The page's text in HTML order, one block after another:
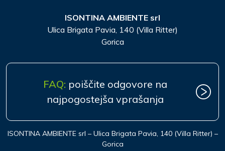
ISONTINA AMBIENTE srl
Ulica Brigata Pavia, 140 (Villa Ritter)
Gorica
FAQ: poiščite odgovore na
najpogostejša vprašanja
ISONTINA AMBIENTE srl – Ulica Brigata Pavia, 140 (Villa Ritter) –
Gorica